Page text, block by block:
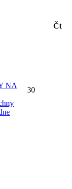
Čt
NA
30